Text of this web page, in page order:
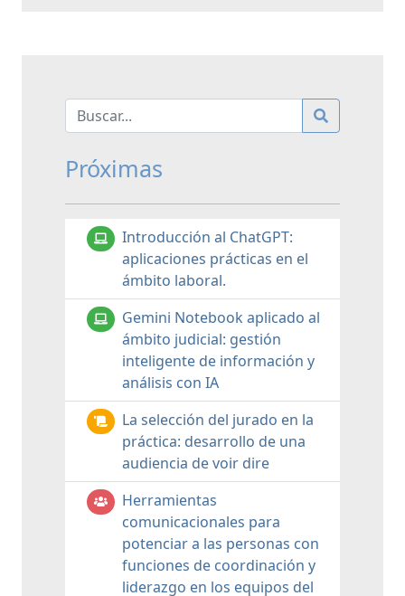
Próximas
Introducción al ChatGPT:
aplicaciones prácticas en el
ámbito laboral.
Gemini Notebook aplicado al
ámbito judicial: gestión
inteligente de información y
análisis con IA
La selección del jurado en la
práctica: desarrollo de una
audiencia de voir dire
Herramientas
comunicacionales para
potenciar a las personas con
funciones de coordinación y
liderazgo en los equipos del